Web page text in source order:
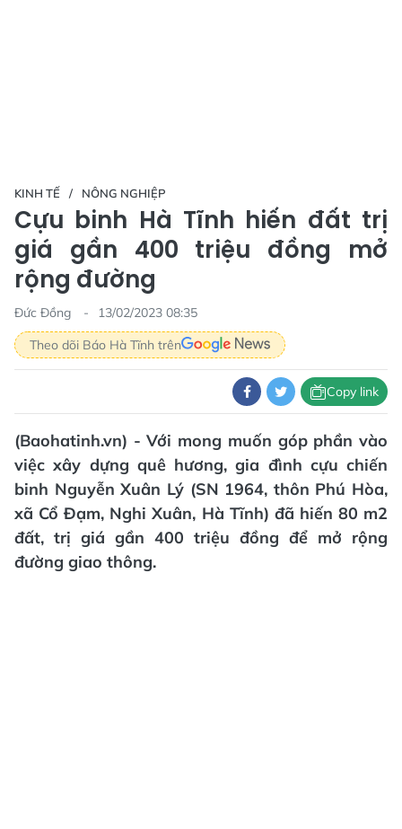
KINH TẾ NÔNG NGHIỆP
Cựu binh Hà Tĩnh hiến đất trị
giá gần 400 triệu đồng mở
rộng đường
Đức Đồng
13/02/2023 08:35
Theo dõi Báo Hà Tĩnh trên
Copy link
(Baohatinh.vn) - Với mong muốn góp phần vào
việc xây dựng quê hương, gia đình cựu chiến
binh Nguyễn Xuân Lý (SN 1964, thôn Phú Hòa,
xã Cổ Đạm, Nghi Xuân, Hà Tĩnh) đã hiến 80 m2
đất, trị giá gần 400 triệu đồng để mở rộng
đường giao thông.